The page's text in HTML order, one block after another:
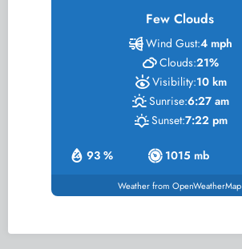
Few Clouds
93 % 1015 mb
Wind Gust:4 mph
Clouds:21%
Visibility:10 km
Sunrise:6:27 am
Sunset:7:22 pm
Weather from OpenWeatherMap